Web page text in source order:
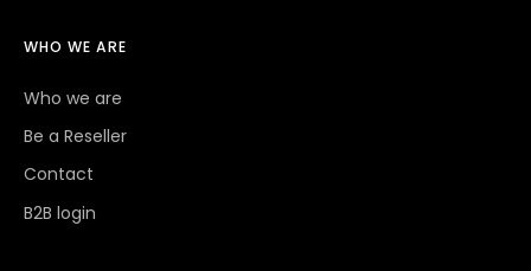
WHO WE ARE
Who we are
Be a Reseller
Contact
B2B login